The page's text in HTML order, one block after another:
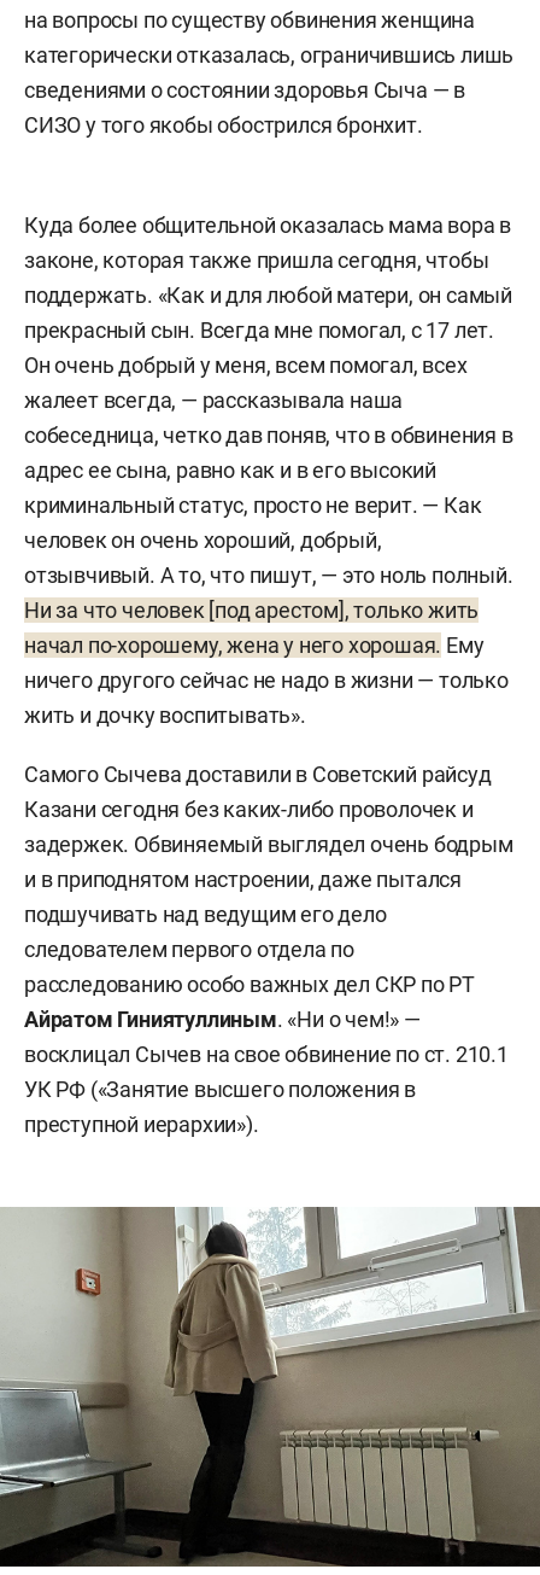
на вопросы по существу обвинения женщина
категорически отказалась, ограничившись лишь
сведениями о состоянии здоровья Сыча — в
СИЗО у того якобы обострился бронхит.
Куда более общительной оказалась мама вора в
законе, которая также пришла сегодня, чтобы
поддержать. «Как и для любой матери, он самый
прекрасный сын. Всегда мне помогал, с 17 лет.
Он очень добрый у меня, всем помогал, всех
жалеет всегда, — рассказывала наша
собеседница, четко дав поняв, что в обвинения в
адрес ее сына, равно как и в его высокий
криминальный статус, просто не верит. — Как
человек он очень хороший, добрый,
отзывчивый. А то, что пишут, — это ноль полный.
Ни за что человек [под арестом], только жить
начал по-хорошему, жена у него хорошая. Ему
ничего другого сейчас не надо в жизни — только
жить и дочку воспитывать».
Самого Сычева доставили в Советский райсуд
Казани сегодня без каких-либо проволочек и
задержек. Обвиняемый выглядел очень бодрым
и в приподнятом настроении, даже пытался
подшучивать над ведущим его дело
следователем первого отдела по
расследованию особо важных дел СКР по РТ
Айратом Гиниятуллиным. «Ни о чем!» —
восклицал Сычев на свое обвинение по ст. 210.1
УК РФ («Занятие высшего положения в
преступной иерархии»).